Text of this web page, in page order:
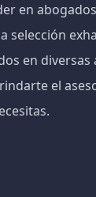
en
selección
en diversas
el